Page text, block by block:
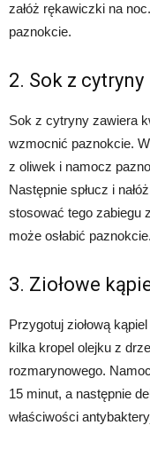
załóż rękawiczki na
paznokcie.
2. Sok z cytryny
Sok z cytryny zawiera
wzmocnić paznokcie.
z oliwek i namocz
Następnie spłucz i
stosować tego zabiegu
może osłabić paznokcie.
3. Ziołowe
Przygotuj ziołową
kilka kropel olejku z
rozmarynowego.
15 minut, a następnie
właściwości